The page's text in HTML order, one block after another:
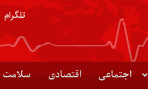
تلگرام
اجتماعی اقتصادی سلامت